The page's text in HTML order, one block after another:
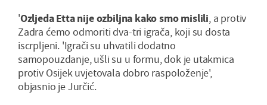
'Ozljeda Etta nije ozbiljna kako smo mislili, a protiv
Zadra ćemo odmoriti dva-tri igrača, koji su dosta
iscrpljeni. 'Igrači su uhvatili dodatno
samopouzdanje, ušli su u formu, dok je utakmica
protiv Osijek uvjetovala dobro raspoloženje',
objasnio je Jurčić.